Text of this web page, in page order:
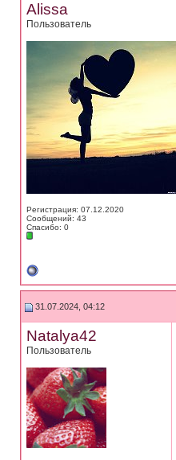
Alissa
Пользователь
Регистрация: 07.12.2020
Сообщений: 43
Спасибо: 0
31.07.2024, 04:12
Natalya42
Пользователь